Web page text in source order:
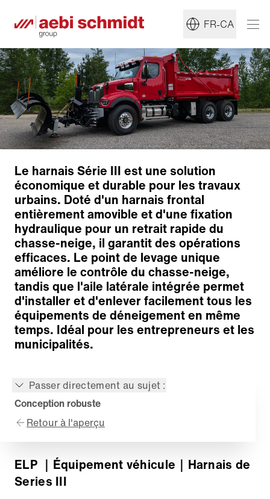
FR-CA
Le harnais Série III est une solution
économique et durable pour les travaux
urbains. Doté d'un harnais frontal
entièrement amovible et d'une fixation
hydraulique pour un retrait rapide du
chasse-neige, il garantit des opérations
efficaces. Le point de levage unique
améliore le contrôle du chasse-neige,
tandis que l'aile latérale intégrée permet
d'installer et d'enlever facilement tous les
équipements de déneigement en même
temps. Idéal pour les entrepreneurs et les
municipalités.
Passer directement au sujet :
Conception robuste
Retour à l'aperçu
ELP ｜Équipement véhicule ｜Harnais de
Series III